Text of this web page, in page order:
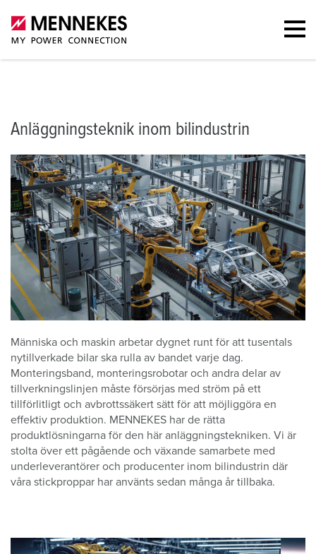
Anläggningsteknik inom bilindustrin
Anläggningsteknik inom bilindustrin
Människa och maskin arbetar dygnet runt för att tusentals
nytillverkade bilar ska rulla av bandet varje dag.
Monteringsband, monteringsrobotar och andra delar av
tillverkningslinjen måste försörjas med ström på ett
tillförlitligt och avbrottssäkert sätt för att möjliggöra en
effektiv produktion. MENNEKES har de rätta
produktlösningarna för den här anläggningstekniken. Vi är
stolta över ett pågående och växande samarbete med
underleverantörer och producenter inom bilindustrin där
våra stickproppar har använts sedan många år tillbaka.